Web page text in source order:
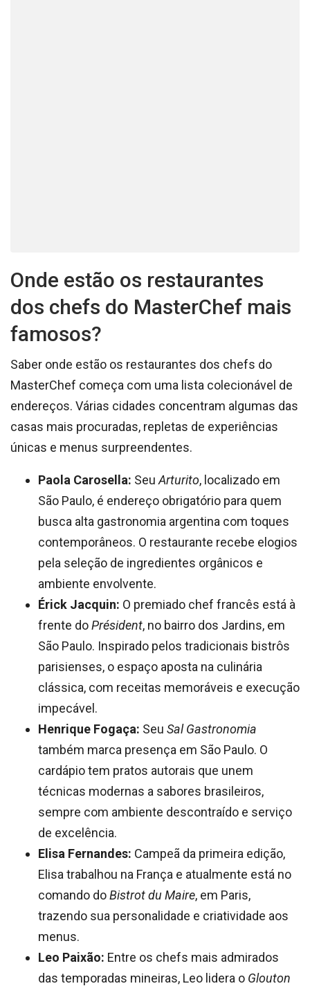
Onde estão os restaurantes
dos chefs do MasterChef mais
famosos?
Saber onde estão os restaurantes dos chefs do
MasterChef começa com uma lista colecionável de
endereços. Várias cidades concentram algumas das
casas mais procuradas, repletas de experiências
únicas e menus surpreendentes.
Paola Carosella: Seu Arturito, localizado em
São Paulo, é endereço obrigatório para quem
busca alta gastronomia argentina com toques
contemporâneos. O restaurante recebe elogios
pela seleção de ingredientes orgânicos e
ambiente envolvente.
Érick Jacquin: O premiado chef francês está à
frente doPrésident, no bairro dos Jardins, em
São Paulo. Inspirado pelos tradicionais bistrôs
parisienses, o espaço aposta na culinária
clássica, com receitas memoráveis e execução
impecável.
Henrique Fogaça: Seu Sal Gastronomia
também marca presença em São Paulo. O
cardápio tem pratos autorais que unem
técnicas modernas a sabores brasileiros,
sempre com ambiente descontraído e serviço
de excelência.
Elisa Fernandes: Campeã da primeira edição,
Elisa trabalhou na França e atualmente está no
comando doBistrot du Maire, em Paris,
trazendo sua personalidade e criatividade aos
menus.
Leo Paixão: Entre os chefs mais admirados
das temporadas mineiras, Leo lidera o Glouton